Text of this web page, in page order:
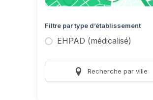
Filtre par type d’établissement
EHPAD (médicalisé)
Recherche par ville